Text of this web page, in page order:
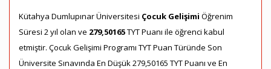
Kütahya Dumlupınar Üniversitesi Çocuk Gelişimi Öğrenim
Süresi 2 yıl olan ve 279,50165TYT Puanı ile öğrenci kabul
etmiştir. Çocuk Gelişimi Programı TYT Puan Türünde Son
Üniversite Sınavında En Düşük 279,50165 TYT Puanı ve En